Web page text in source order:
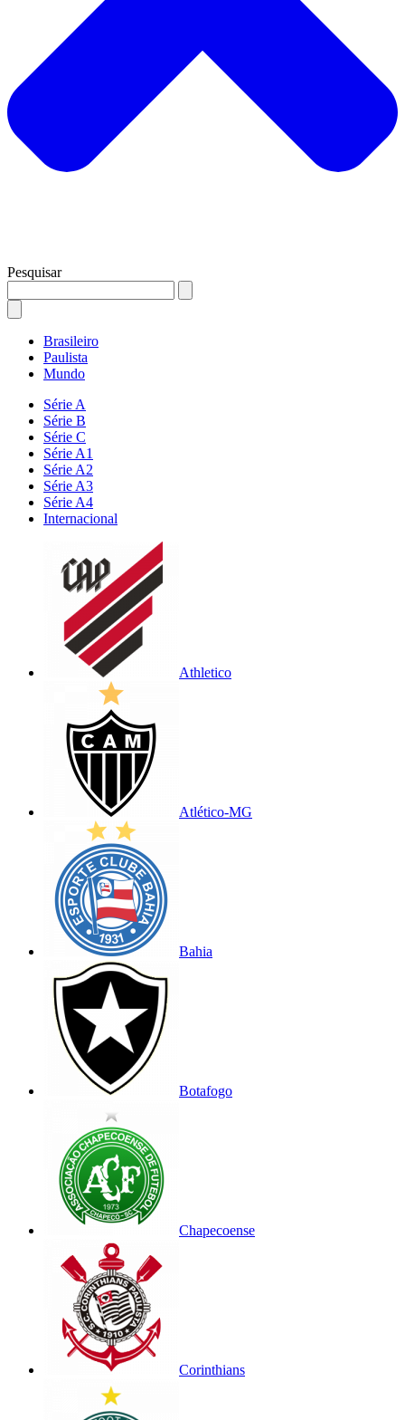
Pesquisar
Brasileiro
Paulista
Mundo
Série A
Série B
Série C
Série A1
Série A2
Série A3
Série A4
Internacional
Athletico
Atlético-MG
Bahia
Botafogo
Chapecoense
Corinthians